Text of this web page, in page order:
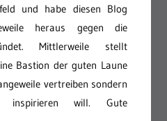
und habe diesen Blog
heraus gegen die
Mittlerweile stellt
Bastion der guten Laune
vertreiben sondern
inspirieren will. Gute